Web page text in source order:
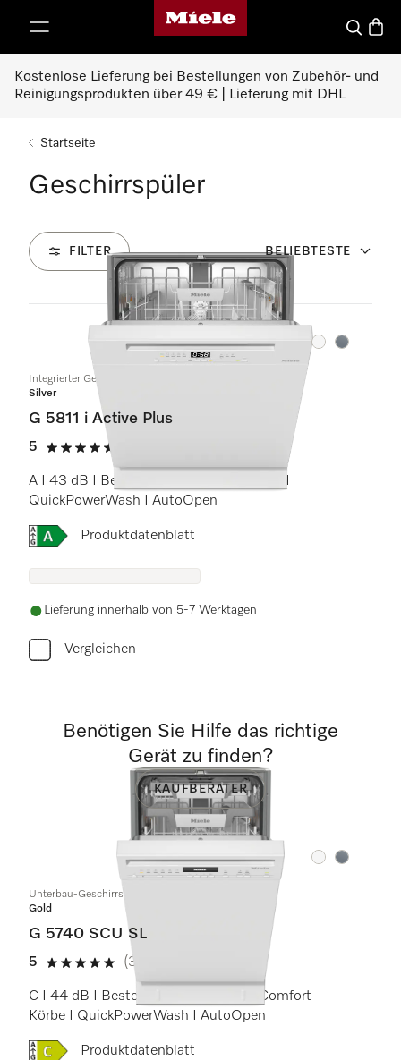
Miele-Homepage
Suche
Kostenlose Lieferung bei Bestellungen von Zubehör- und
Reinigungsprodukten über 49 € | Lieferung mit DHL
Startseite
Geschirrspüler
FILTER BELIEBTESTE
Farbe:Farbe:
Integrierter Geschirrspüler
Silver
G 5811 i Active Plus
5
5 von 5 Sternen
A I 43 dB I Besteckkorb I Comfort Körbe I
QuickPowerWash I AutoOpen
Onlinelabel Image, Energielabel
Produktdatenblatt
Lieferung innerhalb von 5-7 Werktagen
Vergleichen
Farbe:Farbe:
Unterbau-Geschirrspüler 45cm
Gold
G 5740 SCU SL
5
5 von 5 Sternen
(3 Bewertungen)
C I 44 dB I Besteckschublade I ExtraComfort
Körbe I QuickPowerWash I AutoOpen
Onlinelabel Image, Energielabel
Produktdatenblatt
Benötigen Sie Hilfe das richtige
Gerät zu finden?
KAUFBERATER